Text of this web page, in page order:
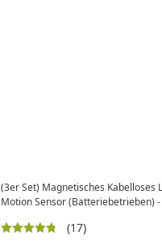
(3er Set) Magnetisches Kabelloses
Motion Sensor (Batteriebetrieben)
(17)